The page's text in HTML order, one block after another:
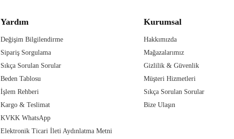
Yardım
Değişim Bilgilendirme
Sipariş Sorgulama
Sıkça Sorulan Sorular
Beden Tablosu
İşlem Rehberi
Kargo & Teslimat
KVKK WhatsApp
Elektronik Ticari İleti Aydınlatma Metni
Kurumsal
Hakkımızda
Mağazalarımız
Gizlilik & Güvenlik
Müşteri Hizmetleri
Sıkça Sorulan Sorular
Bize Ulaşın